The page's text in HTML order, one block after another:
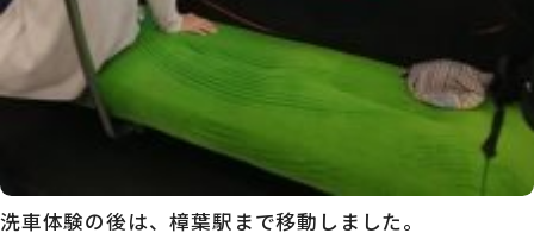
洗車体験の後は、樟葉駅まで移動しました。